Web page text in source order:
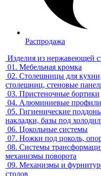
Распродажа
Изделия из нержавеющей
01. Мебельная кромка
02. Столешницы для
столешниц, стеновые
03. Пристеночные бортики
04. Алюминиевые профили
05. Гигиенические
накладки, базы под
06. Цокольные системы
07. Ножки под цоколь,
08. Системы
механизмы поворота
09. Механизмы и
столов